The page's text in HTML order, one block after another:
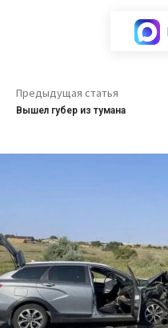
Предыдущая статья
Вышел губер из тумана